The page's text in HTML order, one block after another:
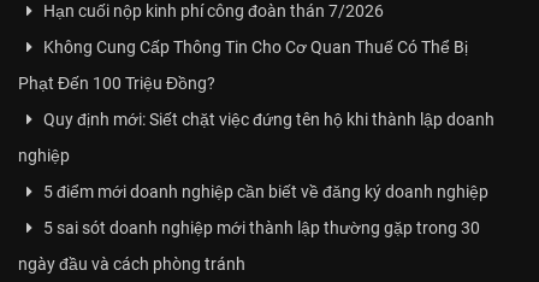
Hạn cuối nộp kinh phí công đoàn thán 7/2026
Không Cung Cấp Thông Tin Cho Cơ Quan Thuế Có Thể Bị
Phạt Đến 100 Triệu Đồng?
Quy định mới: Siết chặt việc đứng tên hộ khi thành lập doanh
nghiệp
5 điểm mới doanh nghiệp cần biết về đăng ký doanh nghiệp
5 sai sót doanh nghiệp mới thành lập thường gặp trong 30
ngày đầu và cách phòng tránh